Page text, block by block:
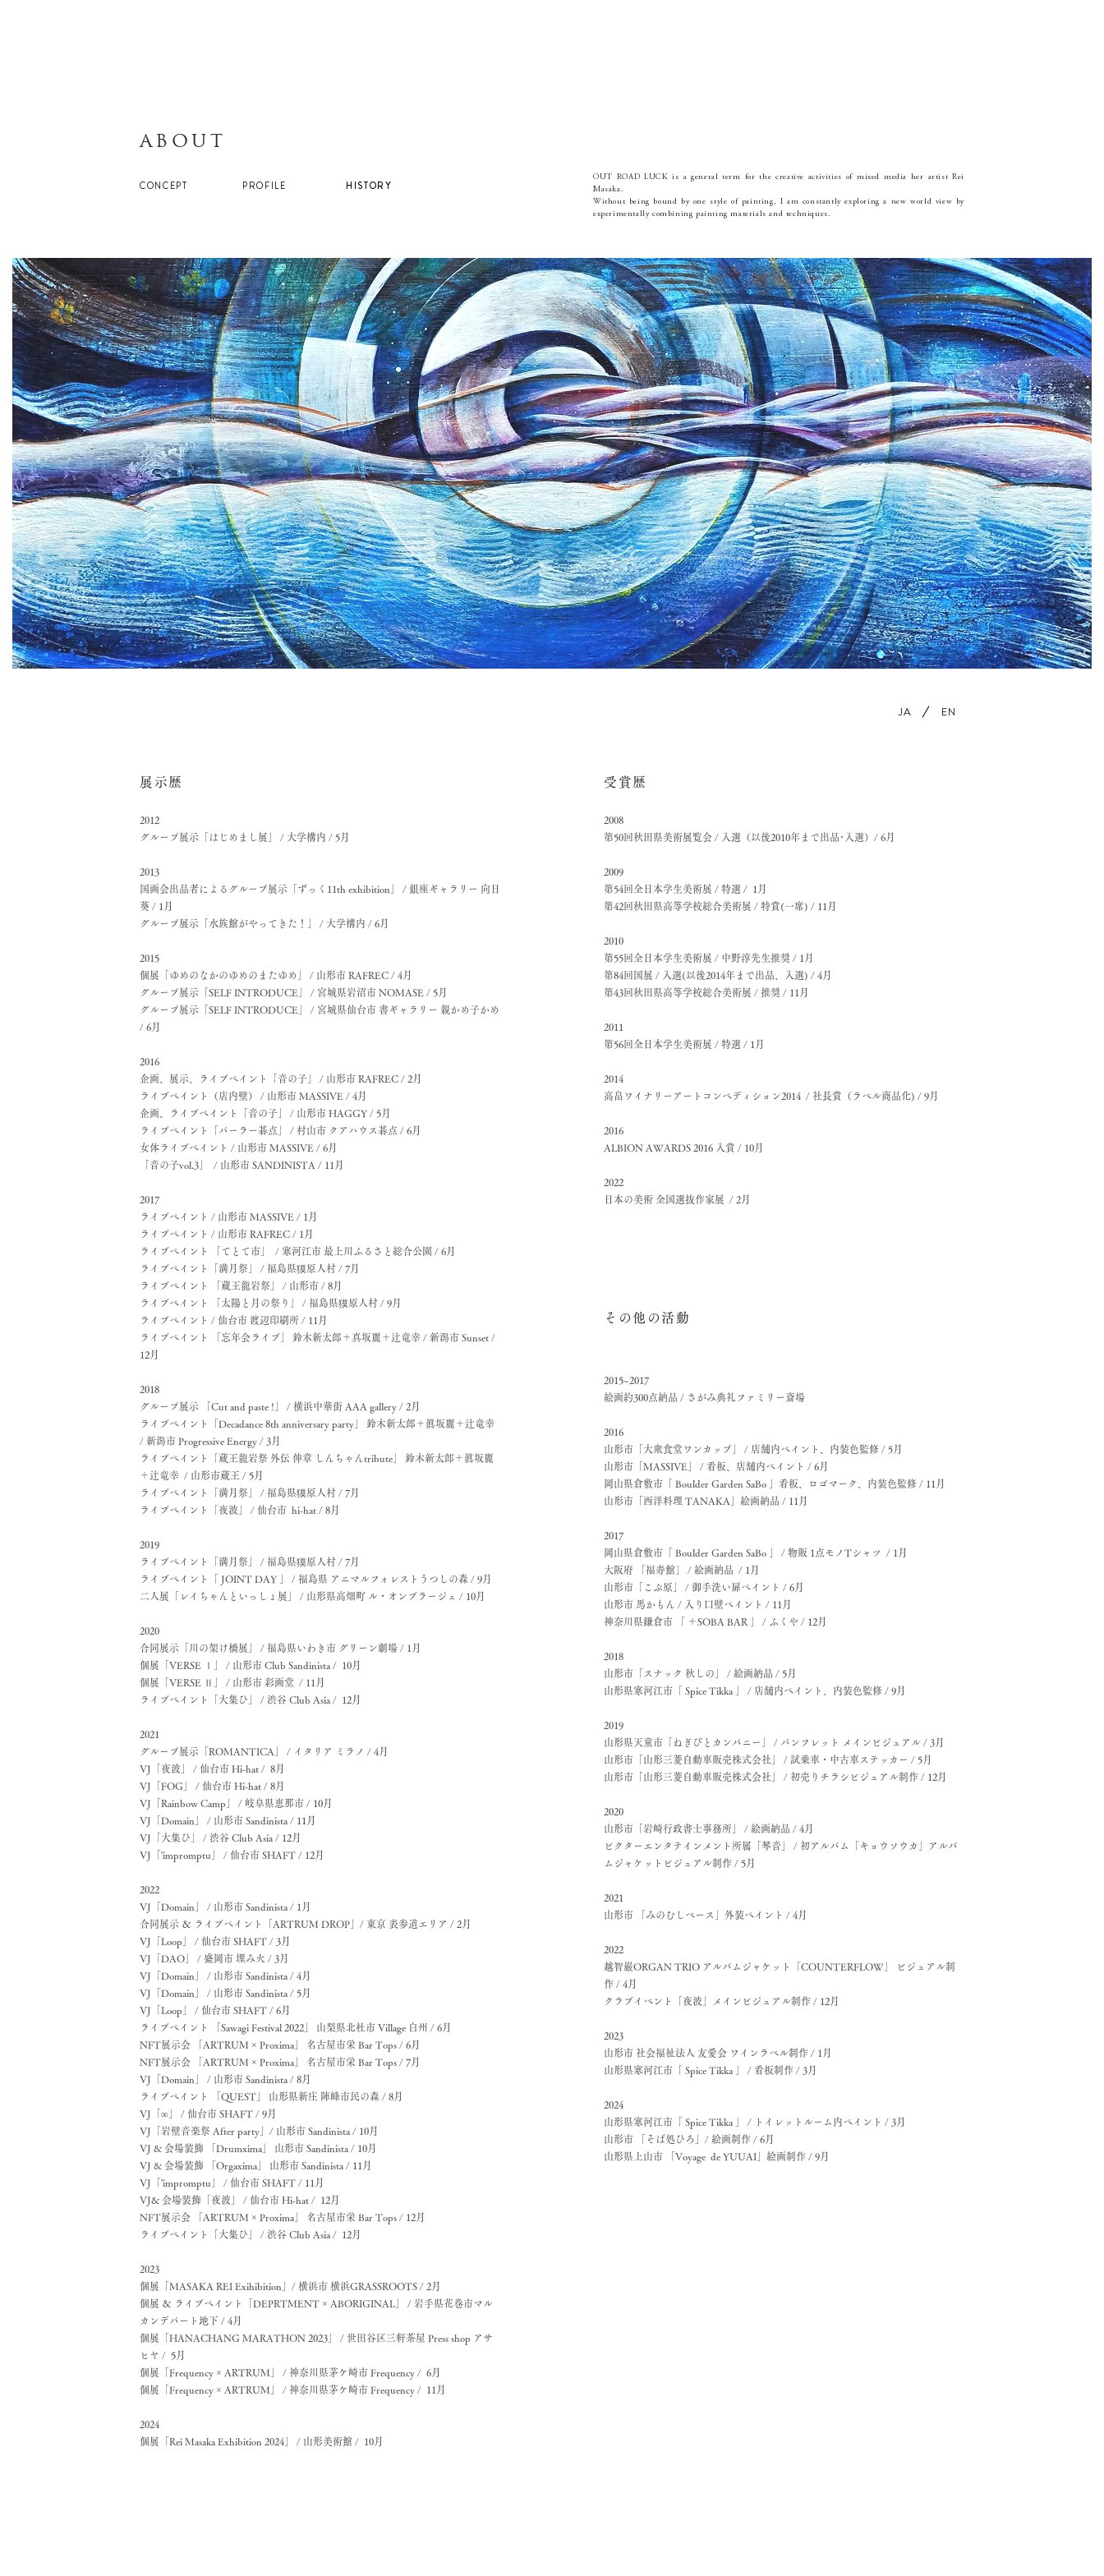
ABOUT
CONCEPT PROFILE HISTORY
OUT ROAD LUCK is a general term for the creative activities of mixed media her artist Rei
Masaka.
Without being bound by one style of painting, I am constantly exploring a new world view by
experimentally combining painting materials and techniques.
展示歴
2012
グループ展示「はじめまし展」 / 大学構内 / 5月
2013
国画会出品者によるグループ展示「ずっく11th exhibition」 / 銀座ギャラリー 向日
葵 / 1月
グループ展示「水族館がやってきた！」 / 大学構内 / 6月
2015
個展「ゆめのなかのゆめのまたゆめ」 / 山形市 RAFREC / 4月
グループ展示「SELF INTRODUCE」 / 宮城県岩沼市 NOMASE / 5月
グループ展示「SELF INTRODUCE」 / 宮城県仙台市 書ギャラリー 親かめ子かめ
/ 6月
2016
企画、展示、ライブペイント「音の子」 / 山形市 RAFREC / 2月
ライブペイント（店内壁） / 山形市 MASSIVE / 4月
企画、ライブペイント「音の子」 / 山形市 HAGGY / 5月
ライブペイント「パーラー碁点」 / 村山市 クアハウス碁点 / 6月
女体ライブペイント / 山形市 MASSIVE / 6月
「音の子vol.3」 / 山形市 SANDINISTA / 11月
2017
ライブペイント / 山形市 MASSIVE / 1月
ライブペイント / 山形市 RAFREC / 1月
ライブペイント 「てとて市」 / 寒河江市 最上川ふるさと総合公園 / 6月
ライブペイント「満月祭」 / 福島県獏原人村 / 7月
ライブペイント 「蔵王龍岩祭」 / 山形市 / 8月
ライブペイント 「太陽と月の祭り」 / 福島県獏原人村 / 9月
ライブペイント / 仙台市 渡辺印刷所 / 11月
ライブペイント 「忘年会ライブ」 鈴木新太郎＋真坂麗＋辻竜幸 / 新潟市 Sunset /
12月
2018
グループ展示 「Cut and paste !」 / 横浜中華街 AAA gallery / 2月
ライブペイント「Decadance 8th anniversary party」 鈴木新太郎＋眞坂麗＋辻竜幸
/ 新潟市 Progressive Energy / 3月
ライブペイント「蔵王龍岩祭 外伝 伸章 しんちゃんtribute」 鈴木新太郎＋眞坂麗
＋辻竜幸 / 山形市蔵王 / 5月
ライブペイント「満月祭」 / 福島県獏原人村 / 7月
ライブペイント「夜波」 / 仙台市 hi-hat / 8月
2019
ライブペイント「満月祭」 / 福島県獏原人村 / 7月
ライブペイント「 JOINT DAY 」 / 福島県 アニマルフォレストうつしの森 / 9月
二人展「レイちゃんといっしょ展」 / 山形県高畑町 ル・オンブラージュ / 10月
2020
合同展示「川の架け橋展」 / 福島県いわき市 グリーン劇場 / 1月
個展「VERSE Ⅰ」 / 山形市 Club Sandinista / 10月
個展「VERSE Ⅱ」 / 山形市 彩画堂 / 11月
ライブペイント「大集ひ」 / 渋谷 Club Asia / 12月
2021
グループ展示「ROMANTICA」 / イタリア ミラノ / 4月
VJ「夜波」 / 仙台市 Hi-hat / 8月
VJ「FOG」 / 仙台市 Hi-hat / 8月
VJ「Rainbow Camp」 / 岐阜県恵那市 / 10月
VJ「Domain」 / 山形市 Sandinista / 11月
VJ「大集ひ」 / 渋谷 Club Asia / 12月
VJ「'impromptu 」 / 仙台市 SHAFT / 12月
2022
VJ「Domain」 / 山形市 Sandinista / 1月
​合同展示 ＆ ライブペイント「ARTRUM DROP」/ 東京 表参道エリア / 2月
VJ「Loop 」 / 仙台市 SHAFT / 3月
VJ「DAO 」 / 盛岡市 埋み火 / 3月
VJ「Domain」 / 山形市 Sandinista / 4 月
VJ「Domain」 / 山形市 Sandinista / 5 月
VJ「Loop 」 / 仙台市 SHAFT / 6 月
ライブペイント 「Sawagi Festival 2022」 山梨県北杜市 Village 白州 / 6月
NFT展示会 「 ARTRUM × Proxima 」 名古屋市栄 Bar Tops / 6月
NFT展示会 「ARTRUM × Proxima」 名古屋市栄 Bar Tops / 7月
VJ「Domain」 / 山形市 Sandinista / 8 月
ライブペイント 「QUEST」 山形県新庄 陣峰市民の森 / 8月
VJ「∞ 」 / 仙台市 SHAFT / 9 月
VJ「岩壁音楽祭 After party」/ 山形市 Sandinista / 10月
VJ & 会場装飾 「Drumxima」 山形市 Sandinista / 10月
VJ & 会場装飾 「Orgaxima」 山形市 Sandinista / 11月
VJ「'impromptu 」 / 仙台市 SHAFT / 11月
VJ& 会場装飾「夜波」 / 仙台市 Hi-hat / 12月
NFT展示会 「 ARTRUM × Proxima 」 名古屋市栄 Bar Tops / 12月
ライブペイント「大集ひ」 / 渋谷 Club Asia / 12月
​2023
個展「MASAKA REI Exihibition」/ 横浜市 横浜GRASSROOTS / 2月
個展 ＆ ライブペイント「DEPRTMENT × ABORIGINAL」 / 岩手県花巻市マル
カンデパート地下 / 4月
個展「HANACHANG MARATHON 2023」
/ 世田谷区三軒茶屋 Press shop アサ
ヒヤ / 5月
個展「Frequency × ARTRUM」
/ 神奈川県茅ケ崎市 Frequency / 6月
個展「Frequency × ARTRUM
/ 神奈川県茅ケ崎市 Frequency / 11月
2024
個展「Rei Masaka Exhibition 2024
/ 山形美術館 / 10月
JA EN
受賞歴
2008
第50回秋田県美術展覧会 / 入選（以後2010年まで出品･入選）/ 6月
2009
第54回全日本学生美術展 / 特選 / 1月
第42回秋田県高等学校総合美術展 / 特賞(一席) / 11月
2010
第55回全日本学生美術展 / 中野淳先生推奨 / 1月
第84回国展 / 入選(以後2014年まで出品、入選) / 4月
第43回秋田県高等学校総合美術展 / 推奨 / 11月
2011
第56回全日本学生美術展 / 特選 / 1月
2014
高畠ワイナリーアートコンペディション2014 / 社長賞（ラベル商品化) / 9月
2016
ALBION AWARDS 2016 入賞 / 10月
2022
​日本の美術 全国選抜作家展 / 2月
その他の活動
2015~2017
絵画約300点納品 / さがみ典礼ファミリー斎場
2016
山形市「大衆食堂ワンカップ」 / 店舗内ペイント、内装色監修 / 5月
山形市「MASSIVE」 / 看板、店舗内ペイント / 6月
岡山県倉敷市「 Boulder Garden SaBo 」看板、ロゴマーク、内装色監修 / 11月
山形市「西洋料理 TANAKA」絵画納品 / 11月
2017
岡山県倉敷市「 Boulder Garden SaBo 」 / 物販 1点モノTシャツ / 1月
大阪府 「福寿館」 / 絵画納品 / 1月
山形市「こぶ原」 / 御手洗い扉ペイント / 6月
山形市 馬かもん / 入り口壁ペイント / 11月
神奈川県鎌倉市 「 ＋SOBA BAR 」 / ふくや / 12月
2018
山形市「スナック 秋しの」 / 絵画納品 / ​ 5月
山形県寒河江市「 Spice Tikka 」 / 店舗内ペイント、内装色監修 / 9月
2019
山形県天童市「ねぎびとカンパニー」 / パンフレット メインビジュアル / ​ 3月
山形市「山形三菱自動車販売株式会社」 / 試乗車・中古車ステッカー / 5月
山形市「山形三菱自動車販売株式会社」 / 初売りチラシビジュアル制作 / 12月
2020
山形市「岩崎行政書士事務所」 / 絵画納品 / ​ 4月
ビクターエンタテインメント所属「琴音」 / 初アルバム「キョウソウカ」アルバ
ムジャケットビジュアル制作 / 5月
2021
山形市 「みのむしベース」外装ペイント / 4月
2022
​越智巌ORGAN TRIO アルバムジャケット「COUNTERFLOW」 ビジュアル制
作 / 4月
クラブイベント「夜波」メインビジュアル制作 / ​12月​
2023
山形市 社会福祉法人 友愛会 ワインラベル制作 / 1月
山形県寒河江市「 Spice Tikka 」 / 看板制作 / 3月
2024
山形県寒河江市「 Spice Tikka 」 / トイレットルーム内ペイント / 3月
山形市 「そば処ひろ」/ 絵画制作 / 6月
山形県上山市 「Voyage de YUUAI」絵画制作 / 9月